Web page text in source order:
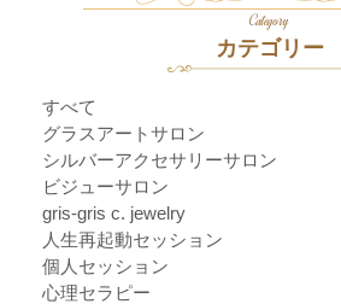
Category
カテゴリー
すべて
グラスアートサロン
シルバーアクセサリーサロン
ビジューサロン
gris-gris c. jewelry
人生再起動セッション
個人セッション
心理セラピー